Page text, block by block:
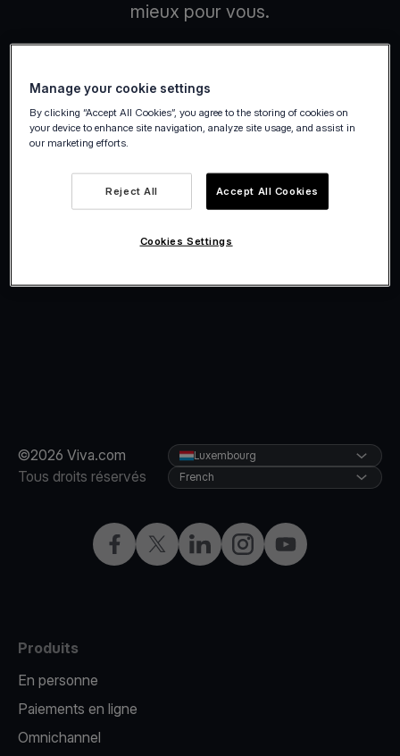
mieux pour vous.
©2026 Viva.com
Tous droits réservés
Facebook
X LinkedInInstagramYouTube
Luxembourg
French
Produits
En personne
Paiements en ligne
Omnichannel
Manage your cookie settings
By clicking “Accept All Cookies”, you agree to the storing of cookies on
your device to enhance site navigation, analyze site usage, and assist in
our marketing efforts.
Reject All Accept All Cookies
Cookies Settings